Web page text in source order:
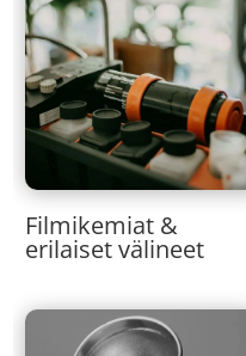
Filmikemiat &
erilaiset välineet